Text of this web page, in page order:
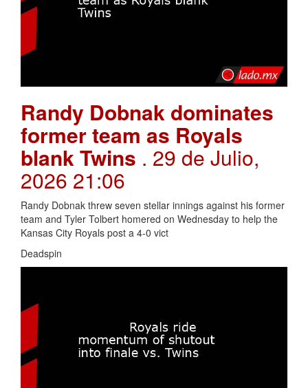
Randy Dobnak dominates
former team as Royals
blank Twins . 29 de Julio,
2026 21:06
Randy Dobnak threw seven stellar innings against his former
team and Tyler Tolbert homered on Wednesday to help the
Kansas City Royals post a 4-0 vict
Deadspin